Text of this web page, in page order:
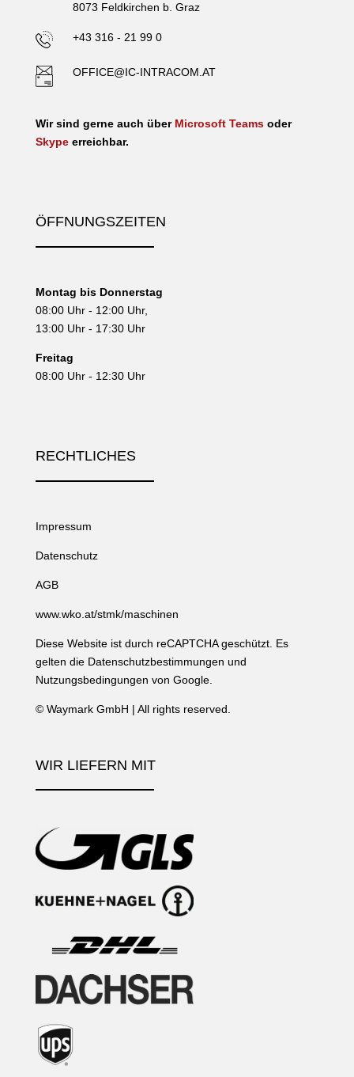
WIR LIEFERN MIT
8073 Feldkirchen b. Graz
+43 316 - 21 99 0
OFFICE@IC-INTRACOM.AT
Wir sind gerne auch über Microsoft Teamsoder
Skypeerreichbar.
ÖFFNUNGSZEITEN
Montag bis Donnerstag
08:00 Uhr - 12:00 Uhr,
13:00 Uhr - 17:30 Uhr
Freitag
08:00 Uhr - 12:30 Uhr
RECHTLICHES
Impressum
Datenschutz
AGB
www.wko.at/stmk/maschinen
Diese Website ist durch reCAPTCHA geschützt. Es
gelten die Datenschutzbestimmungen und
Nutzungsbedingungen von Google.
© Waymark GmbH | All rights reserved.